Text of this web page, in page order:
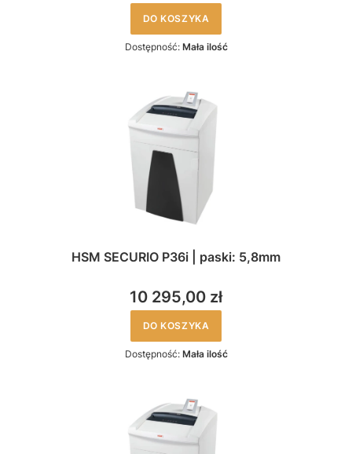
DO KOSZYKA
Dostępność: Mała ilość
HSM SECURIO P36i | paski: 5,8mm
10 295,00 zł
DO KOSZYKA
Dostępność: Mała ilość